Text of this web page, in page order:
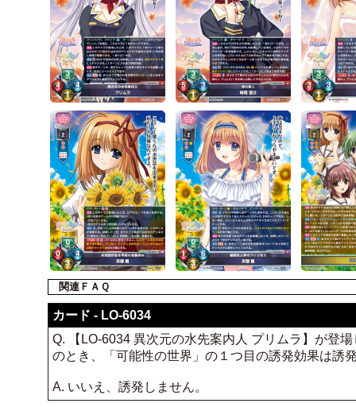
関連ＦＡＱ
カード - LO-6034
Q. 【LO-6034 異次元の水先案内人 プリムラ】が登
のとき、「可能性の世界」の１つ目の誘発効果は誘
A. いいえ、誘発しません。